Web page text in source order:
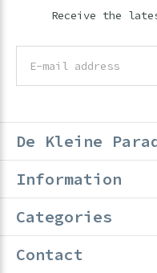
Receive the
De Kleine
Information
Categories
Contact